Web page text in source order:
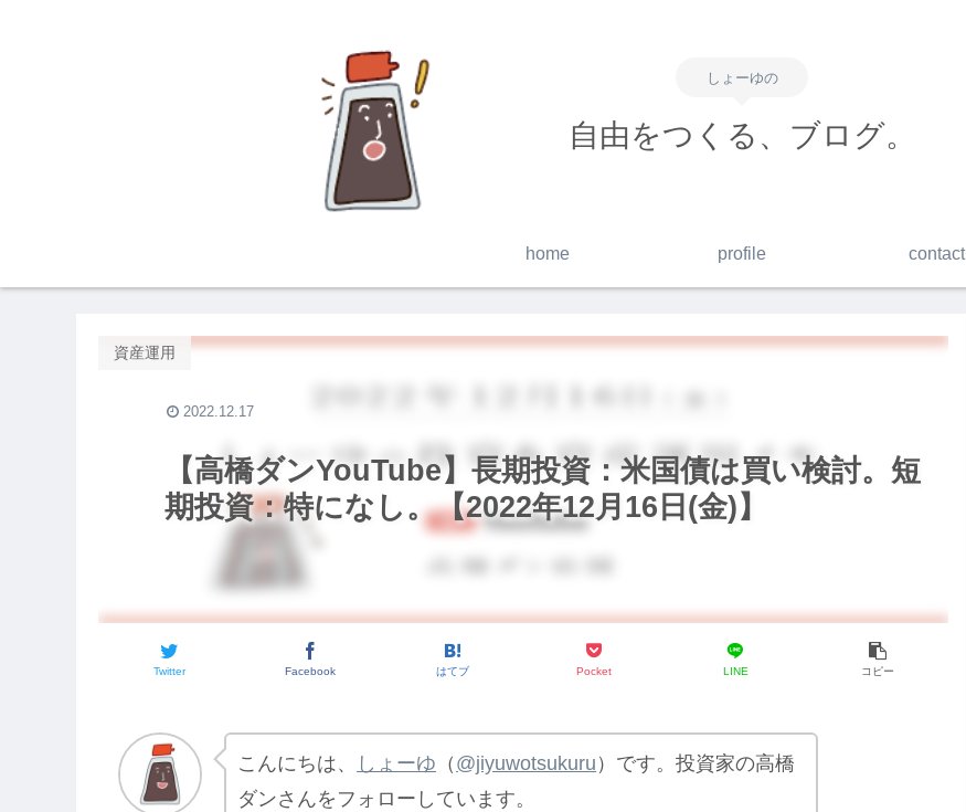
しょーゆの
自由をつくる、ブログ。
home profile contact
【高橋ダンYouTube】長期投資：米国債は買い検討。短
期投資：特になし。【2022年12月16日(金)】
資産運用
Twitter Facebook はてブ Pocket LINE コピー
2022.12.17
こんにちは、 しょーゆ （ @jiyuwotsukuru ）です。投資家の高橋
ダンさんをフォローしています。